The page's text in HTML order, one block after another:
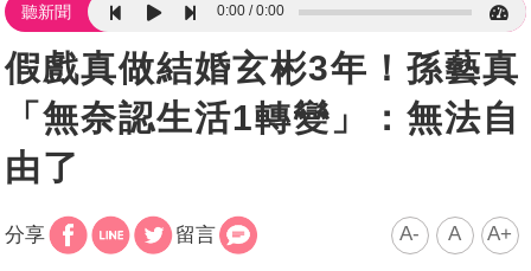
聽新聞 0:00 0:00
假戲真做結婚玄彬3年！孫藝真
「無奈認生活1轉變」：無法自
由了
分享 留言 A- A A+